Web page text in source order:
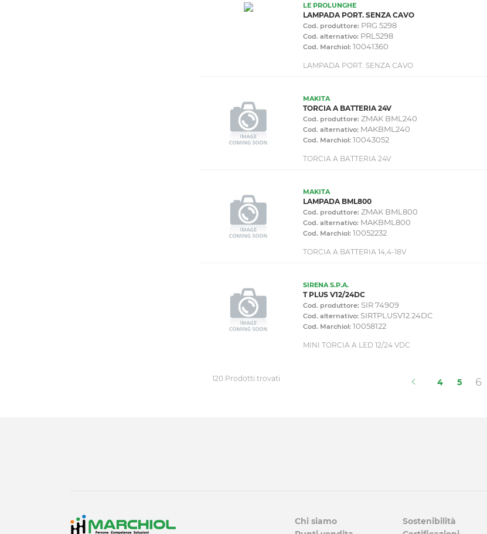
LE PROLUNGHE
LAMPADA PORT. SENZA CAVO
Cod. produttore: PRG 5298
Cod. alternativo: PRL5298
Cod. Marchiol: 10041360
LAMPADA PORT. SENZA CAVO
MAKITA
TORCIA A BATTERIA 24V
Cod. produttore: ZMAK BML240
Cod. alternativo: MAKBML240
Cod. Marchiol: 10043052
TORCIA A BATTERIA 24V
MAKITA
LAMPADA BML800
Cod. produttore: ZMAK BML800
Cod. alternativo: MAKBML800
Cod. Marchiol: 10052232
TORCIA A BATTERIA 14,4-18V
SIRENA S.P.A.
T PLUS V12/24DC
Cod. produttore: SIR 74909
Cod. alternativo: SIRTPLUSV12.24DC
Cod. Marchiol: 10058122
MINI TORCIA A LED 12/24 VDC
120 Prodotti trovati 4 5 6
Chi siamo
Sostenibilità